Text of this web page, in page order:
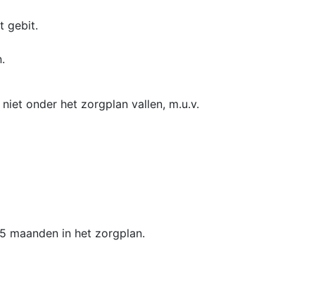
gebit.
onder het zorgplan vallen, m.u.v.
maanden in het zorgplan.